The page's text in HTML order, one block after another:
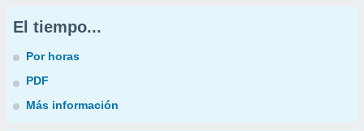
El tiempo...
Por horas
PDF
Más información